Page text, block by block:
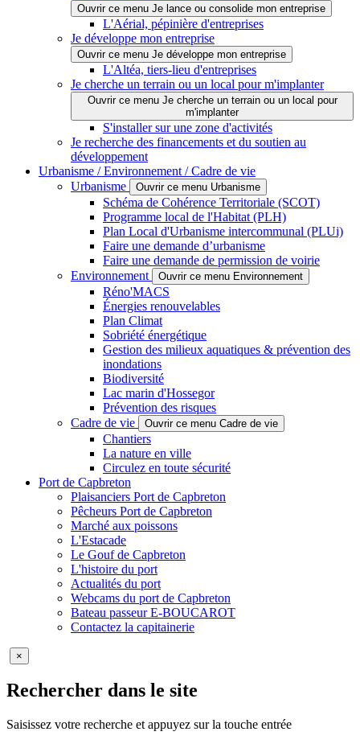
Ouvrir ce menu Je lance ou consolide mon entreprise
L'Aérial, pépinière d'entreprises
Je développe mon entreprise
Ouvrir ce menu Je développe mon entreprise
L'Altéa, tiers-lieu d'entreprises
Je cherche un terrain ou un local pour m'implanter
Ouvrir ce menu Je cherche un terrain ou un local pour
m'implanter
S'installer sur une zone d'activités
Je recherche des financements et du soutien au
développement
Urbanisme / Environnement / Cadre de vie
Urbanisme
Ouvrir ce menu Urbanisme
Schéma de Cohérence Territoriale (SCOT)
Programme local de l'Habitat (PLH)
Plan Local d'Urbanisme intercommunal (PLUi)
Faire une demande d’urbanisme
Faire une demande de permission de voirie
Environnement
Ouvrir ce menu Environnement
Réno'MACS
Énergies renouvelables
Plan Climat
Sobriété énergétique
Gestion des milieux aquatiques & prévention des
inondations
Biodiversité
Lac marin d'Hossegor
Prévention des risques
Cadre de vie
Ouvrir ce menu Cadre de vie
Chantiers
La nature en ville
Circulez en toute sécurité
Port de Capbreton
Plaisanciers Port de Capbreton
Pêcheurs Port de Capbreton
Marché aux poissons
L'Estacade
Le Gouf de Capbreton
L'histoire du port
Actualités du port
Webcams du port de Capbreton
Bateau passeur E-BOUCAROT
Contactez la capitainerie
×
Rechercher dans le site
Saisissez votre recherche et appuyez sur la touche entrée